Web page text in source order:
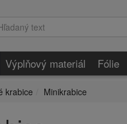
Výplňový materiál Fólie
krabice Minikrabice